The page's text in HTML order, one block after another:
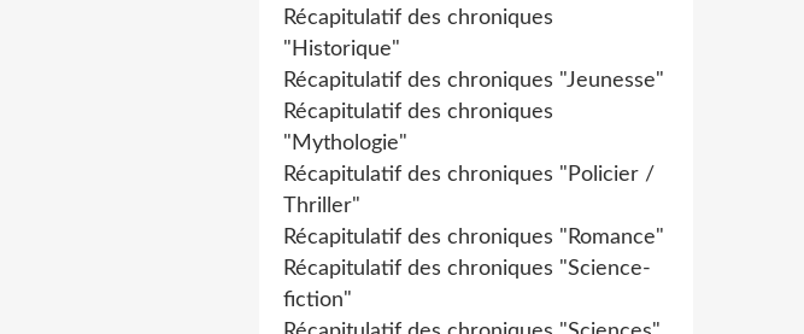
Récapitulatif des chroniques
"Historique"
Récapitulatif des chroniques "Jeunesse"
Récapitulatif des chroniques
"Mythologie"
Récapitulatif des chroniques "Policier /
Thriller"
Récapitulatif des chroniques "Romance"
Récapitulatif des chroniques "Science-
fiction"